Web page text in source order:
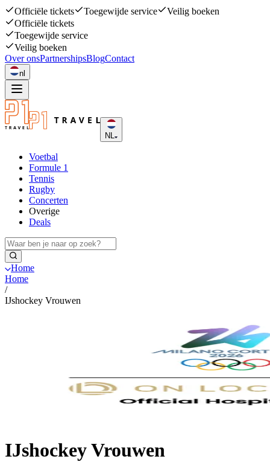
Officiële tickets Toegewijde service
Veilig boeken
Officiële tickets
Toegewijde service
Veilig boeken
Over onsPartnershipsBlogContact
nl
NL
Voetbal
Formule 1
Tennis
Rugby
Concerten
Overige
Deals
Home
Home
/
IJshockey Vrouwen
IJshockey Vrouwen